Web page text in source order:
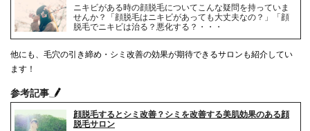
ニキビがある時の顔脱毛についてこんな疑問を持っていま
せんか？「顔脱毛はニキビがあっても大丈夫なの？」「顔
脱毛でニキビは治る？悪化する？・・・
他にも、毛穴の引き締め・シミ改善の効果が期待できるサロンも紹介してい
ます！
参考記事
顔脱毛するとシミ改善？シミを改善する美肌効果のある顔
脱毛サロン